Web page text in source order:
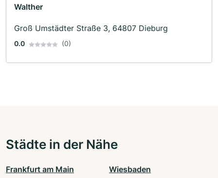
Walther
Groß Umstädter Straße 3, 64807 Dieburg
0.0 (0)
Städte in der Nähe
Frankfurt am Main Wiesbaden